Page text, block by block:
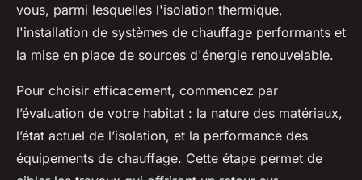
vous, parmi lesquelles l'isolation thermique,
l'installation de systèmes de chauffage performants et
la mise en place de sources d'énergie renouvelable.
Pour choisir efficacement, commencez par
l’évaluation de votre habitat : la nature des matériaux,
l’état actuel de l’isolation, et la performance des
équipements de chauffage. Cette étape permet de